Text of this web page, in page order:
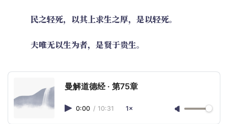
民之轻死，以其上求生之厚，是以轻死。
夫唯无以生为者，是贤于贵生。
曼解道德经 · 第75章
0:00 / 10:31 1×